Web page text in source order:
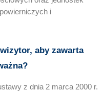
i
aby zawarta
z dnia 2 marca 2000 r.